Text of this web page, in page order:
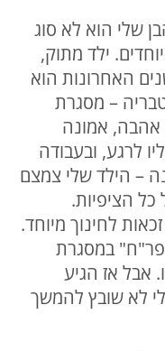
שלי הוא לא סוג
ילד מתוק,
האחרונות הוא
– מסגרת
אהבה, אמונה
לרגע, ובעבודה
– הילד שלי צמצם
הציפיות.
לחינוך מיוחד.
"פר"ח" במסגרת
אבל אז הגיע
לא שובץ להמשך